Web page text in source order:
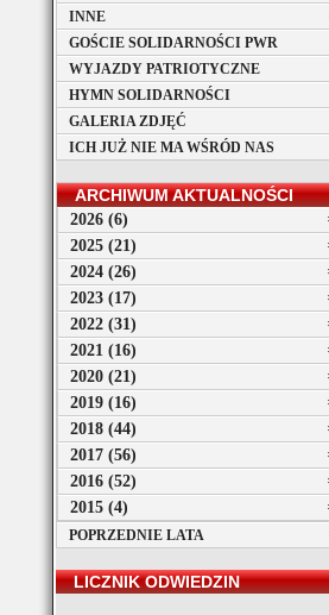
INNE
GOŚCIE SOLIDARNOŚCI PWR
WYJAZDY PATRIOTYCZNE
HYMN SOLIDARNOŚCI
GALERIA ZDJĘĆ
ICH JUŻ NIE MA WŚRÓD NAS
ARCHIWUM AKTUALNOŚCI
2026 (6)
2025 (21)
2024 (26)
2023 (17)
2022 (31)
2021 (16)
2020 (21)
2019 (16)
2018 (44)
2017 (56)
2016 (52)
2015 (4)
POPRZEDNIE LATA
LICZNIK ODWIEDZIN